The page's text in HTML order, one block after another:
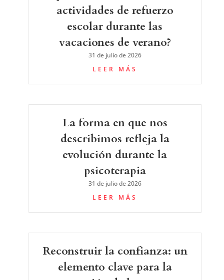
actividades de refuerzo
escolar durante las
vacaciones de verano?
31 de julio de 2026
LEER MÁS
La forma en que nos
describimos refleja la
evolución durante la
psicoterapia
31 de julio de 2026
LEER MÁS
Reconstruir la confianza: un
elemento clave para la